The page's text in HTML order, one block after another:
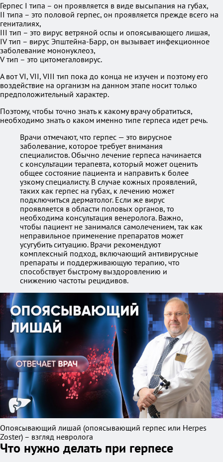
Герпес І типа – он проявляется в виде высыпания на губах,
ІІ типа – это половой герпес, он проявляется прежде всего на
гениталиях,
ІІІ тип – это вирус ветряной оспы и опоясывающего лишая,
IV тип – вирус Эпштейна-Барр, он вызывает инфекционное
заболевание мононуклеоз,
V тип – это цитомегаловирус.
А вот VI, VII, VIII тип пока до конца не изучен и поэтому его
воздействие на организм на данном этапе носит только
предположительный характер.
Поэтому, чтобы точно знать к какому врачу обратиться,
необходимо знать о каком именно типе герпеса идет речь.
Врачи отмечают, что герпес — это вирусное
заболевание, которое требует внимания
специалистов. Обычно лечение герпеса начинается
с консультации терапевта, который может оценить
общее состояние пациента и направить к более
узкому специалисту. В случае кожных проявлений,
таких как герпес на губах, к лечению может
подключиться дерматолог. Если же вирус
проявляется в области половых органов, то
необходима консультация венеролога. Важно,
чтобы пациент не занимался самолечением, так как
неправильное применение препаратов может
усугубить ситуацию. Врачи рекомендуют
комплексный подход, включающий антивирусные
препараты и поддерживающую терапию, что
способствует быстрому выздоровлению и
снижению частоты рецидивов.
Опоясывающий лишай (опоясывающий герпес или Herpes
Zoster) – взгляд невролога
Что нужно делать при герпесе